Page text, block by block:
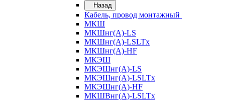
Назад
Кабель, провод монтажный
МКШ
МКШнг(А)-LS
МКШнг(А)-LSLTx
МКШнг(А)-HF
МКЭШ
МКЭШнг(А)-LS
МКЭШнг(А)-LSLTx
МКЭШнг(А)-HF
МКШВнг(A)-LSLTx